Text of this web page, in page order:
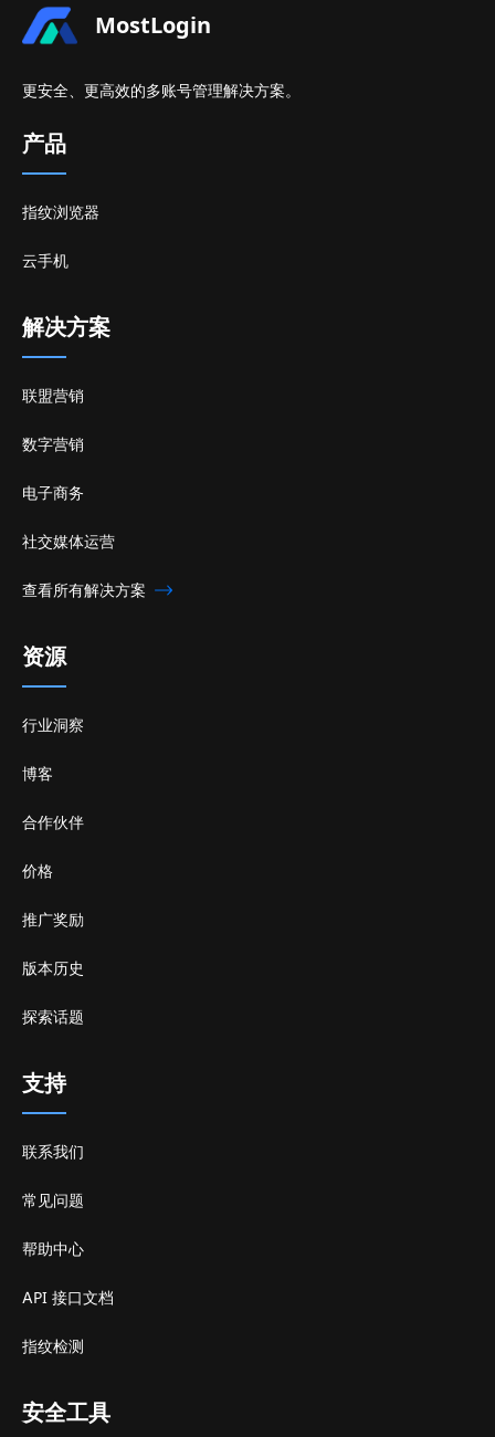
MostLogin
更安全、更高效的多账号管理解决方案。
产品
指纹浏览器
云手机
解决方案
联盟营销
数字营销
电子商务
社交媒体运营
查看所有解决方案
资源
行业洞察
博客
合作伙伴
价格
推广奖励
版本历史
探索话题
支持
联系我们
常见问题
帮助中心
API 接口文档
指纹检测
安全工具